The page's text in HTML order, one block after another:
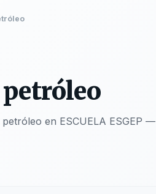
petróleo
en ESCUELA ESGEP —